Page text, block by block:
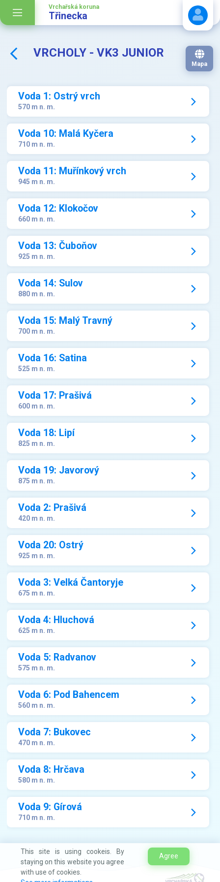
Vrchařská koruna
Třinecka
Stáhnout návod
VRCHOLY - VK3 JUNIOR
Mapa
Voda 1: Ostrý vrch
570 m n. m.
Voda 10: Malá Kyčera
710 m n. m.
Voda 11: Muřínkový vrch
945 m n. m.
Voda 12: Klokočov
660 m n. m.
Voda 13: Čuboňov
925 m n. m.
Voda 14: Sulov
880 m n. m.
Voda 15: Malý Travný
700 m n. m.
Voda 16: Satina
525 m n. m.
Voda 17: Prašivá
600 m n. m.
Voda 18: Lipí
825 m n. m.
Voda 19: Javorový
875 m n. m.
Voda 2: Prašivá
420 m n. m.
Voda 20: Ostrý
925 m n. m.
Voda 3: Velká Čantoryje
675 m n. m.
Voda 4: Hluchová
625 m n. m.
Voda 5: Radvanov
575 m n. m.
Voda 6: Pod Bahencem
560 m n. m.
Voda 7: Bukovec
470 m n. m.
Voda 8: Hrčava
580 m n. m.
Voda 9: Gírová
710 m n. m.
This site is using cookeis. By
staying on this website you agree
with use of cookies.
Agree